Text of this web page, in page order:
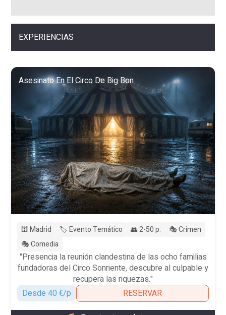
EXPERIENCIAS
Asesinato En El Circo De Big Bon
🕍 Madrid 🏷️ Evento Temático 👥 2-50 p.
🎭 Crimen
🎭 Comedia
"Presencia la reunión clandestina de las ocho familias
fundadoras del Circo Sonriente, descubre al culpable y
recupera las riquezas."
Desde 40 €/p
RESERVAR